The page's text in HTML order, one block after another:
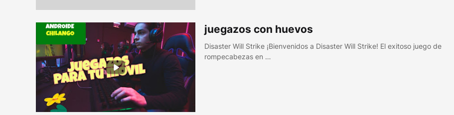
juegazos con huevos
Disaster Will Strike ¡Bienvenidos a Disaster Will Strike! El exitoso juego de
rompecabezas en …